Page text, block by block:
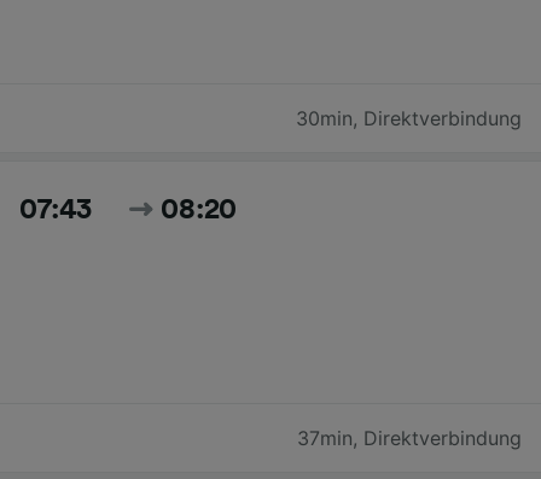
30min, Direktverbindung
07:43 08:20
37min, Direktverbindung